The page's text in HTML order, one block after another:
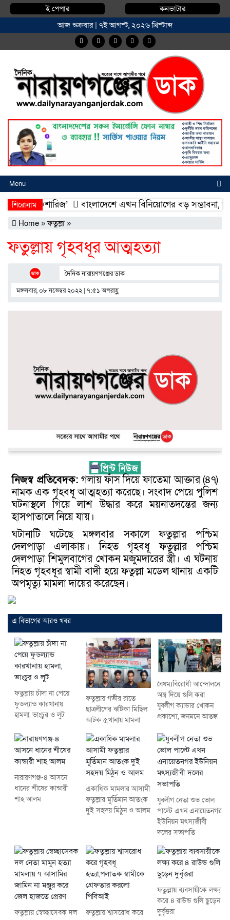
ই পেপার
কনভাটার
আজ শুক্রবার | ৭ই আগস্ট, ২০২৬ খ্রিস্টাব্দ
Menu
শিরোনামফিশারিজ’
বাংলাদেশে এখন বিনিয়োগের বড় সম্ভাবনা,
Home »ফতুল্লা »
ফতুল্লায় গৃহবধূর আত্মহত্যা
দৈনিক নারায়ণগঞ্জের ডাক
মঙ্গলবার, ০৮ নভেম্বর ২০২২ | ৭:৫১ অপরাহ্ণ
নিজস্ব প্রতিবেদক: গলায় ফাঁস দিয়ে ফাতেমা আক্তার (৪৭)
নামক এক গৃহবধূ আত্মহত্যা করেছে। সংবাদ পেয়ে পুলিশ
ঘটনাস্থলে গিয়ে লাশ উদ্ধার করে ময়নাতদন্তের জন্য
হাসপাতালে নিয়ে যায়।
ঘটানাটি ঘটেছে মঙ্গলবার সকালে ফতুল্লার পশ্চিম
দেলপাড়া এলাকায়। নিহত গৃহবধূ ফতুল্লার পশ্চিম
দেলপাড়া শিমুলবাগের খোকন মজুমদারের স্ত্রী। এ ঘটনায়
নিহত গৃহবধূর স্বামী বাদী হয়ে ফতুল্লা মডেল থানায় একটি
অপমৃত্যু মামলা দায়ের করেছেন।
এ বিভাগের আরও খবর
ফতুল্লায় চাঁদা না পেয়ে
ফুডল্যান্ড কারখানায়
হামলা, ভাংচুর ও লুট
ফতুল্লায় গভীর রাতে
ছাত্রলীগের ঝটিকা মিছিল
আটক ৫,থানায় মামলা
বৈষম্যবিরোধী আন্দোলনে
অস্ত্র দিয়ে গুলি করা
যুবলীগ ক্যাডার খোকন
প্রকাশ্যে, জনমনে আতঙ্ক
নারায়ণগঞ্জ-৪ আসনে
ধানের শীষের কান্ডারী
শাহ আলম
একাধিক মামলার আসামী
ফতুল্লার মূর্তিমান আতংক
দুই সহদয় মিঠুন ও আলম
যুবলীগ নেতা শুভ ভোল
পাল্টে এখন এনায়েতনগর
ইউনিয়ন মৎস্যজীবী
দলের সভাপতি
ফতুল্লায় স্বেচ্ছাসেবক দল
ফতুল্লায় শ্বাসরোধ করে
ফতুল্লায় ব্যবসায়ীকে লক্ষ্য
করে ৪ রাউন্ড গুলি ছুড়েন
দুর্বৃত্তরা